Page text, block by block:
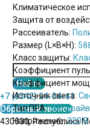
+7 (8342) 24-34-61
Обратный звонок
430030, Республика
Климатическое
Защита от
Рассеиватель:
Размер (L×B×H):
Класс защиты:
Коэффициент
Коэффициент
Источник света:
Тип ПРА:LED
Напряжение:220 В